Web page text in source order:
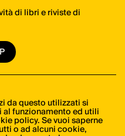
di libri e riviste di
italiana, una mail alla
di ItaliaSquisita!
da questo utilizzati si
funzionamento ed utili
policy. Se vuoi saperne
o ad alcuni cookie,